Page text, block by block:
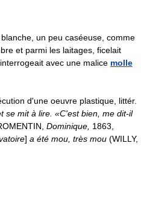
un peu caséeuse, comme
et parmi les laitages, ficelait
avec une malice molle
d'une oeuvre plastique, littér.
se mit à lire. «C'est bien, me dit-il
Dominique, 1863,
] a été mou, très mou (WILLY,